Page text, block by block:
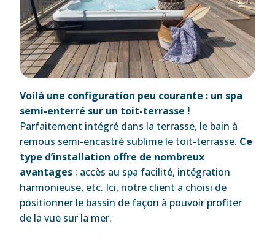
Voilà une configuration peu courante : un spa
semi-enterré sur un toit-terrasse !
Parfaitement intégré dans la terrasse, le bain à
remous semi-encastré sublime le toit-terrasse. Ce
type d’installation offre de nombreux
avantages : accès au spa facilité, intégration
harmonieuse, etc. Ici, notre client a choisi de
positionner le bassin de façon à pouvoir profiter
de la vue sur la mer.